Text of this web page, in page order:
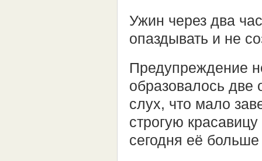
Ужин через два
опаздывать и не
Предупреждение
образовалось две
слух, что мало
строгую
сегодня её